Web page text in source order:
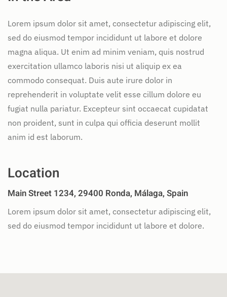
Lorem ipsum dolor sit amet, consectetur adipiscing elit,
sed do eiusmod tempor incididunt ut labore et dolore
magna aliqua. Ut enim ad minim veniam, quis nostrud
exercitation ullamco laboris nisi ut aliquip ex ea
commodo consequat. Duis aute irure dolor in
reprehenderit in voluptate velit esse cillum dolore eu
fugiat nulla pariatur. Excepteur sint occaecat cupidatat
non proident, sunt in culpa qui officia deserunt mollit
anim id est laborum.
Location
Main Street 1234, 29400 Ronda, Málaga, Spain
Lorem ipsum dolor sit amet, consectetur adipiscing elit,
sed do eiusmod tempor incididunt ut labore et dolore.